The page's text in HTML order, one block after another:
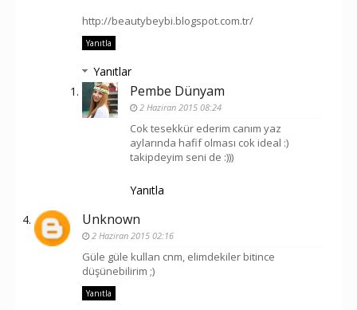
http://beautybeybi.blogspot.com.tr/
Yanıtla
Yanıtlar
Pembe Dünyam
2 Haziran 2015 08:24
Cok tesekkür ederim canım yaz
aylarında hafif olması cok ideal :)
takipdeyim seni de :)))
Yanıtla
Unknown
2 Haziran 2015 02:16
Güle güle kullan cnm, elimdekiler bitince
düşünebilirim ;)
Yanıtla